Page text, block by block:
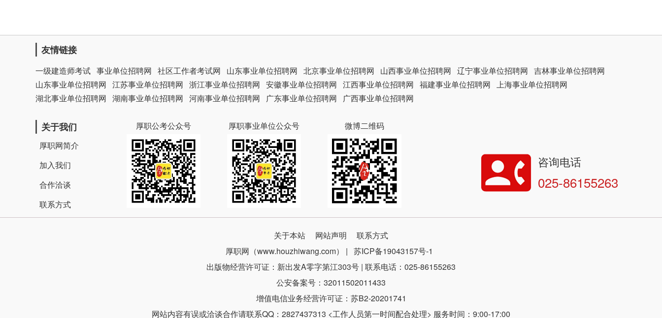
友情链接
一级建造师考试 事业单位招聘网 社区工作者考试网 山东事业单位招聘网 北京事业单位招聘网 山西事业单位招聘网 辽宁事业单位招聘网 吉林事业单位招聘网
山东事业单位招聘网 江苏事业单位招聘网 浙江事业单位招聘网 安徽事业单位招聘网 江西事业单位招聘网 福建事业单位招聘网 上海事业单位招聘网
湖北事业单位招聘网 湖南事业单位招聘网 河南事业单位招聘网 广东事业单位招聘网 广西事业单位招聘网
关于我们
厚职网简介
加入我们
合作洽谈
联系方式
厚职公考公众号 厚职事业单位公众号 微博二维码
咨询电话
025-86155263
关于本站 网站声明
联系方式
厚职网（www.houzhiwang.com） | 苏ICP备19043157号-1
出版物经营许可证：新出发A零字第江303号 | 联系电话：025-86155263
公安备案号：32011502011433
增值电信业务经营许可证：苏B2-20201741
网站内容有误或洽谈合作请联系QQ：2827437313 <工作人员第一时间配合处理> 服务时间：9:00-17:00